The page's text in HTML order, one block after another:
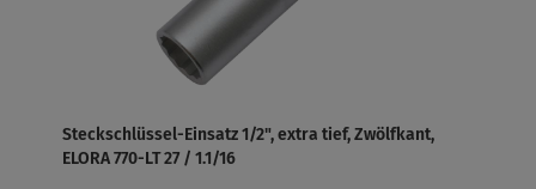
Steckschlüssel-Einsatz 1/2", extra tief, Zwölfkant,
ELORA 770-LT 27 / 1.1/16